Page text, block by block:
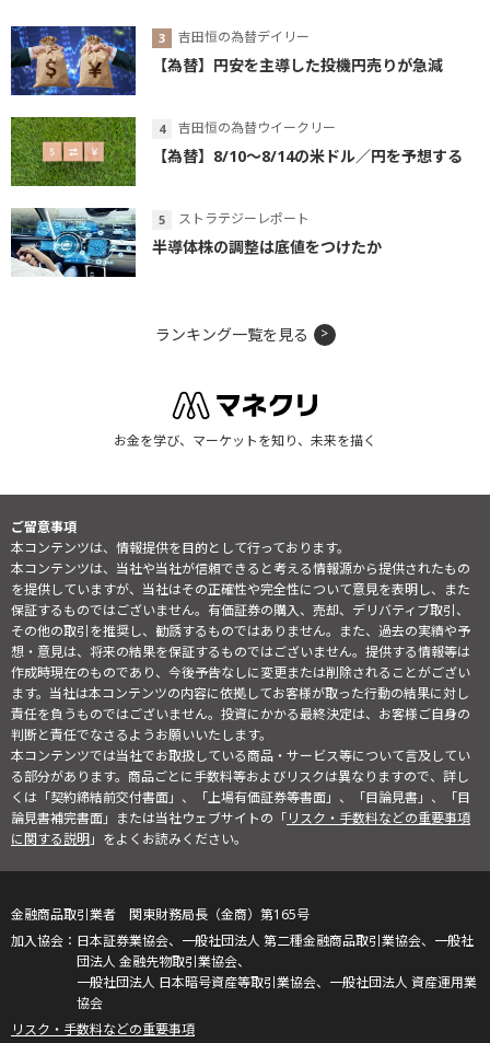
吉田恒の為替デイリー
【為替】円安を主導した投機円売りが急減
吉田恒の為替ウイークリー
【為替】8/10～8/14の米ドル／円を予想する
ストラテジーレポート
半導体株の調整は底値をつけたか
ランキング一覧を見る
お金を学び、マーケットを知り、未来を描く
ご留意事項
本コンテンツは、情報提供を目的として行っております。
本コンテンツは、当社や当社が信頼できると考える情報源から提供されたもの
を提供していますが、当社はその正確性や完全性について意見を表明し、また
保証するものではございません。有価証券の購入、売却、デリバティブ取引、
その他の取引を推奨し、勧誘するものではありません。また、過去の実績や予
想・意見は、将来の結果を保証するものではございません。提供する情報等は
作成時現在のものであり、今後予告なしに変更または削除されることがござい
ます。当社は本コンテンツの内容に依拠してお客様が取った行動の結果に対し
責任を負うものではございません。投資にかかる最終決定は、お客様ご自身の
判断と責任でなさるようお願いいたします。
本コンテンツでは当社でお取扱している商品・サービス等について言及してい
る部分があります。商品ごとに手数料等およびリスクは異なりますので、詳し
くは「契約締結前交付書面」、「上場有価証券等書面」、「目論見書」、「目
論見書補完書面」または当社ウェブサイトの「リスク・手数料などの重要事項
に関する説明」をよくお読みください。
金融商品取引業者 関東財務局長（金商）第165号
日本証券業協会、一般社団法人 第二種金融商品取引業協会、一般社
団法人 金融先物取引業協会、
一般社団法人 日本暗号資産等取引業協会、一般社団法人 資産運用業
協会
リスク・手数料などの重要事項